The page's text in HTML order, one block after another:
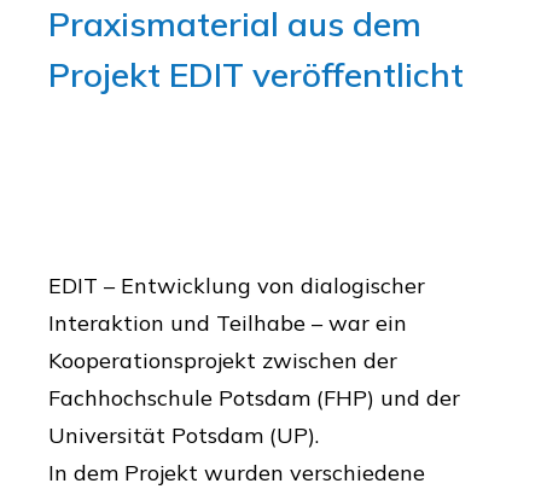
Praxismaterial aus dem
Projekt EDIT veröffentlicht
EDIT – Entwicklung von dialogischer
Interaktion und Teilhabe – war ein
Kooperationsprojekt zwischen der
Fachhochschule Potsdam (FHP) und der
Universität Potsdam (UP).
In dem Projekt wurden verschiedene